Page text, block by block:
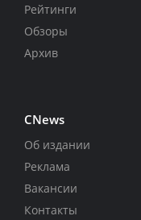
Рейтинги
Обзоры
Архив
CNews
Об издании
Реклама
Вакансии
Контакты